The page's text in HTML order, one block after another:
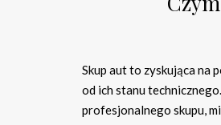
Skup aut to zyskująca na
od ich stanu
profesjonalnego skupu,